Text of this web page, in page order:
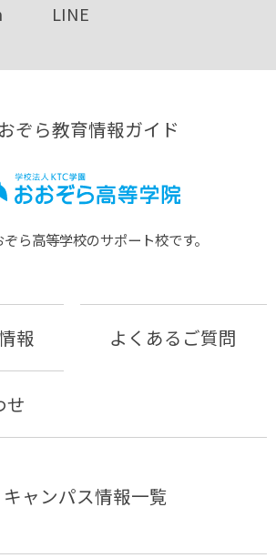
LINE
ぞら教育情報ガイド
ら⾼等学校のサポート校です。
報 よくあるご質問
せ
キャンパス情報一覧